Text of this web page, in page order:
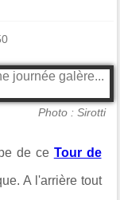
Photo : Sirotti
de ce Tour de
A l'arrière tout